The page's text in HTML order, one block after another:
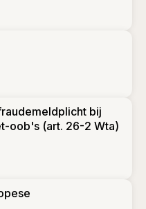
bij
oob's (art. 26-2 Wta)